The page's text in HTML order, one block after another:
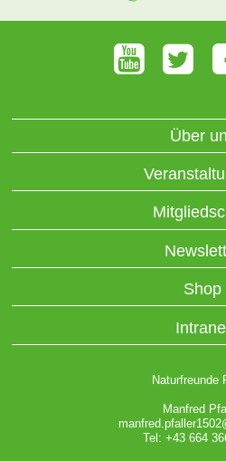
Über
Shop
Naturfreunde
Manfred
Tel: +43 664